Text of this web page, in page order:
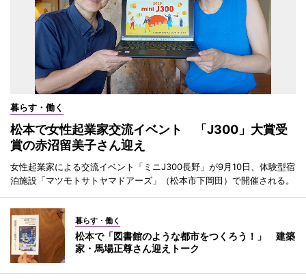
暮らす・働く
松本で女性起業家交流イベント 「J300」大賞受
賞の赤沼留美子さん迎え
女性起業家による交流イベント「ミニJ300長野」が9月10日、体験型宿
泊施設「マツモトサトヤマドアーズ」（松本市下岡田）で開催される。
暮らす・働く
松本で「図書館のような都市をつくろう！」 建築
家・馬場正尊さん迎えトーク